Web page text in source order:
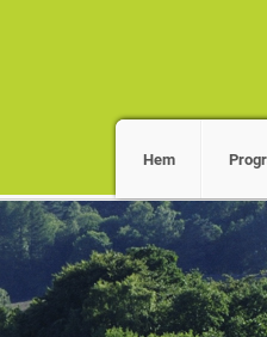
Hem